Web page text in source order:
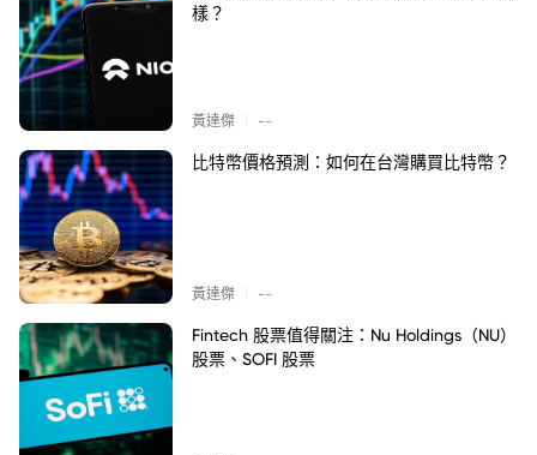
樣？
黃達傑 --
比特幣價格預測：如何在台灣購買比特幣？
黃達傑 --
Fintech 股票值得關注：Nu Holdings（NU）
股票、SOFI 股票